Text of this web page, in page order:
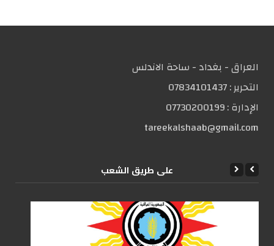
العراق - بغداد - ساحة الاندلس
التحریر :07834101437
الإدارة :07730200199
tareekalshaab@gmail.com
علی طریق الشعب